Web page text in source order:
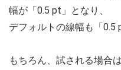
幅が「0.5 pt」となり、
デフォルトの線幅も「0.5
もちろん、試される場合